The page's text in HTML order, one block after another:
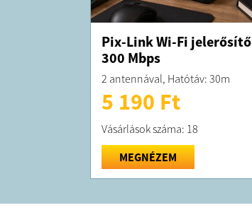
Pix-Link Wi-Fi jelerősítő
300 Mbps
2 antennával, Hatótáv: 30m
5 190 Ft
Vásárlások száma: 18
MEGNÉZEM